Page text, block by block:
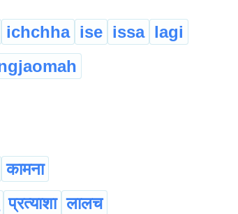
ichchha ise issa lagi
कामना
प्रत्याशा लालच